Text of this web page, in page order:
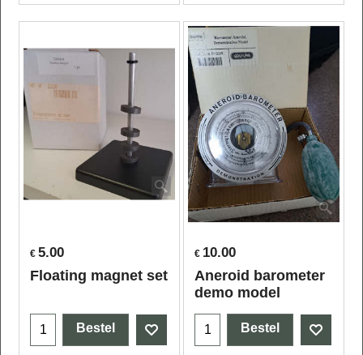
€ 5.00
Floating magnet set
Bestel
€ 10.00
Aneroid barometer
demo model
Bestel